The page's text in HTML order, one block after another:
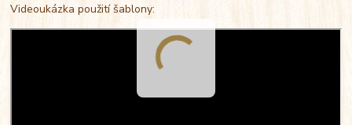
Videoukázka použití šablony: